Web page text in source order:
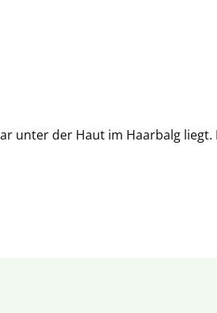
unter der Haut im Haarbalg